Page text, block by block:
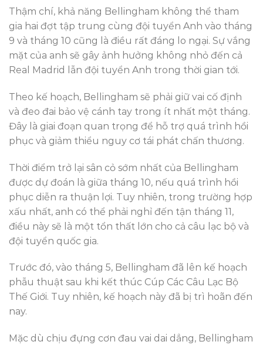
Thậm chí, khả năng Bellingham không thể tham
gia hai đợt tập trung cùng đội tuyển Anh vào tháng
9 và tháng 10 cũng là điều rất đáng lo ngại. Sự vắng
mặt của anh sẽ gây ảnh hưởng không nhỏ đến cả
Real Madrid lẫn đội tuyển Anh trong thời gian tới.
Theo kế hoạch, Bellingham sẽ phải giữ vai cố định
và đeo đai bảo vệ cánh tay trong ít nhất một tháng.
Đây là giai đoạn quan trọng để hỗ trợ quá trình hồi
phục và giảm thiểu nguy cơ tái phát chấn thương.
Thời điểm trở lại sân cỏ sớm nhất của Bellingham
được dự đoán là giữa tháng 10, nếu quá trình hồi
phục diễn ra thuận lợi. Tuy nhiên, trong trường hợp
xấu nhất, anh có thể phải nghỉ đến tận tháng 11,
điều này sẽ là một tổn thất lớn cho cả câu lạc bộ và
đội tuyển quốc gia.
Trước đó, vào tháng 5, Bellingham đã lên kế hoạch
phẫu thuật sau khi kết thúc Cúp Các Câu Lạc Bộ
Thế Giới. Tuy nhiên, kế hoạch này đã bị trì hoãn đến
nay.
Mặc dù chịu đựng cơn đau vai dai dẳng, Bellingham